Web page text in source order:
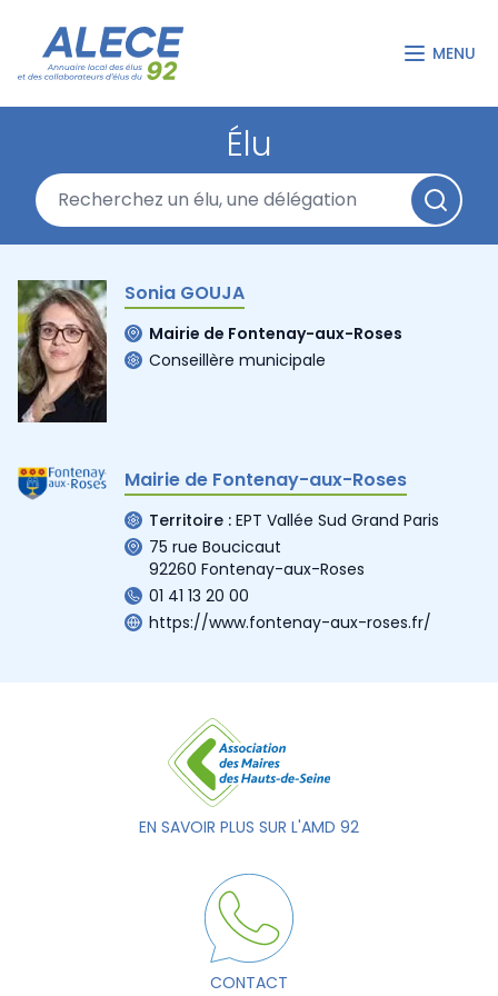
MENU
Élu
Sonia GOUJA
Mairie de Fontenay-aux-Roses
Conseillère municipale
Mairie de Fontenay-aux-Roses
Territoire : EPT Vallée Sud Grand Paris
75 rue Boucicaut
92260 Fontenay-aux-Roses
01 41 13 20 00
https://www.fontenay-aux-roses.fr/
EN SAVOIR PLUS SUR L'AMD 92
CONTACT